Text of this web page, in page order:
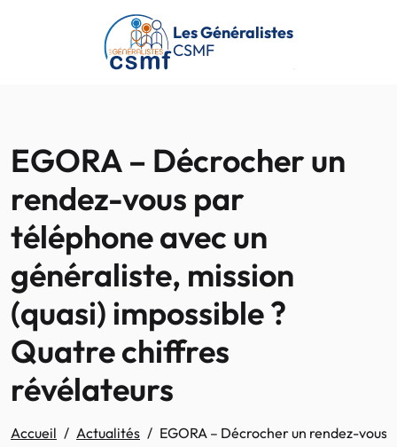
Passer au contenu principal
Les Généralistes
CSMF
EGORA – Décrocher un
rendez-vous par
téléphone avec un
généraliste, mission
(quasi) impossible ?
Quatre chiffres
révélateurs
Accueil Actualités EGORA – Décrocher un rendez-